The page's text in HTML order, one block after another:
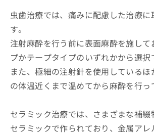
虫歯治療では、痛みに配慮した治療に
す。
注射麻酔を行う前に表面麻酔を施して
プかテープタイプのいずれかから選択
また、極細の注射針を使用している
の体温近くまで温めてから麻酔を行っ
セラミック治療では、さまざまな補綴
セラミックで作られており、金属アレ